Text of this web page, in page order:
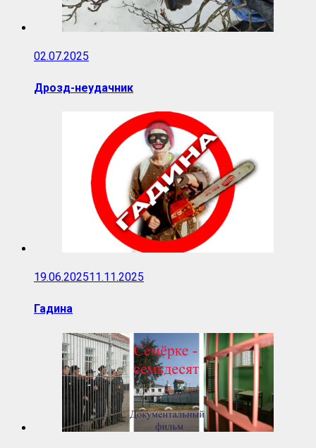
02.07.2025
Дрозд-неудачник
19.06.202511.11.2025
Гадина